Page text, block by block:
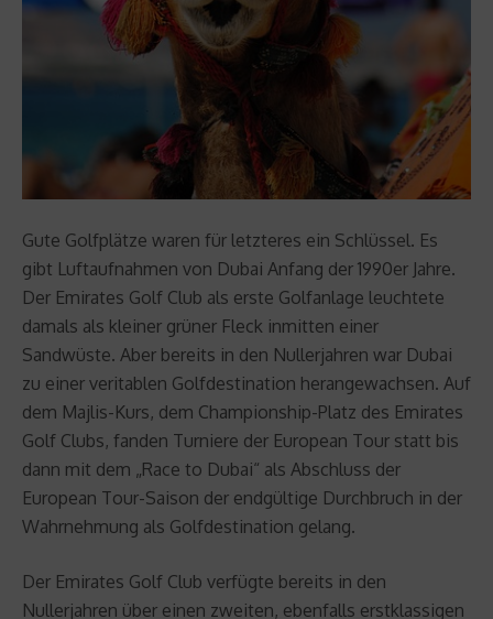
Gute Golfplätze waren für letzteres ein Schlüssel. Es
gibt Luftaufnahmen von Dubai Anfang der 1990er Jahre.
Der Emirates Golf Club als erste Golfanlage leuchtete
damals als kleiner grüner Fleck inmitten einer
Sandwüste. Aber bereits in den Nullerjahren war Dubai
zu einer veritablen Golfdestination herangewachsen. Auf
dem Majlis-Kurs, dem Championship-Platz des Emirates
Golf Clubs, fanden Turniere der European Tour statt bis
dann mit dem „Race to Dubai“ als Abschluss der
European Tour-Saison der endgültige Durchbruch in der
Wahrnehmung als Golfdestination gelang.
Der Emirates Golf Club verfügte bereits in den
Nullerjahren über einen zweiten, ebenfalls erstklassigen